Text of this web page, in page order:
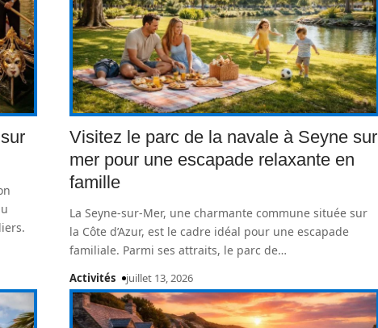
Visitez le parc de la navale à Seyne sur
mer pour une escapade relaxante en
famille
La Seyne-sur-Mer, une charmante commune située sur
la Côte d’Azur, est le cadre idéal pour une escapade
familiale. Parmi ses attraits, le parc de…
Activités juillet 13, 2026